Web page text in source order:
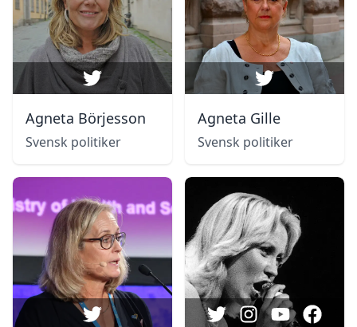
Agneta Börjesson
Svensk politiker
Agneta Gille
Svensk politiker